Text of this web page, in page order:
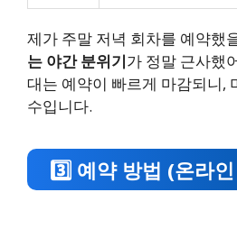
제가 주말 저녁 회차를 예약했
는 야간 분위기가 정말 근사했
대는 예약이 빠르게 마감되니,
수입니다.
3️⃣ 예약 방법 (온라